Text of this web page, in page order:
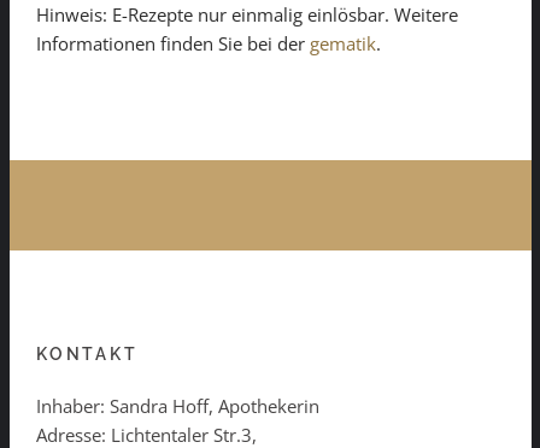
Hinweis: E-Rezepte nur einmalig einlösbar. Weitere
Informationen finden Sie bei der gematik.
KONTAKT
Inhaber: Sandra Hoff, Apothekerin
Adresse: Lichtentaler Str.3,